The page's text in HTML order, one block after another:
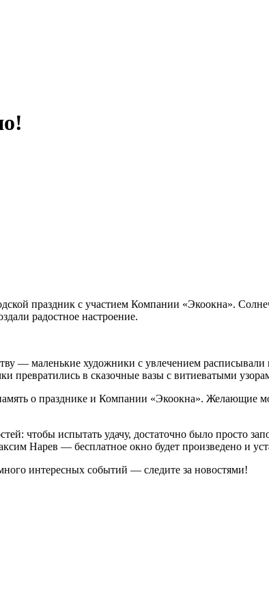
праздник с участием Компании «Экоокна».
радостное настроение.
— маленькие художники с увлечением
превратились в сказочные вазы с витиеватыми
о празднике и Компании «Экоокна». Желающие
чтобы испытать удачу, достаточно было просто
Нарев — бесплатное окно будет произведено и
интересных событий — следите за новостями!